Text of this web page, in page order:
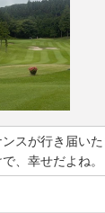
スが行き届いた
、幸せだよね。